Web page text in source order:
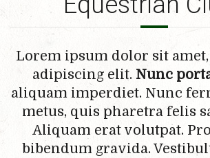
Lorem ipsum dolor sit
adipiscing elit. Nunc
aliquam imperdiet. Nunc
metus, quis pharetra felis
Aliquam erat volutpat.
bibendum gravida.